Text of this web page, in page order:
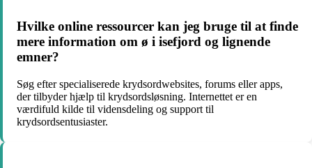
Hvilke online ressourcer kan jeg bruge til at finde
mere information om ø i isefjord og lignende
emner?
Søg efter specialiserede krydsordwebsites, forums eller apps,
der tilbyder hjælp til krydsordsløsning. Internettet er en
værdifuld kilde til vidensdeling og support til
krydsordsentusiaster.